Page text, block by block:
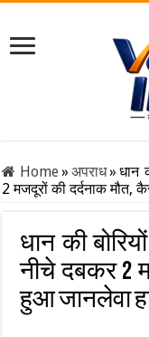
Home» अपराध» धान
2 मजदूरों की दर्दनाक मौत,
धान की
नीचे दबकर 2
हुआ जानलेवा